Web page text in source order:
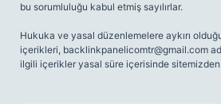
bu sorumluluğu kabul etmiş sayılırlar.
Hukuka ve yasal düzenlemelere aykırı
içerikleri, backlinkpanelicomtr@gmail.com
ilgili içerikler yasal süre içerisinde sitemizden